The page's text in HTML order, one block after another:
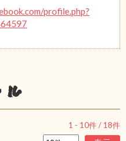
profile.php?
1 - 10件 / 18件